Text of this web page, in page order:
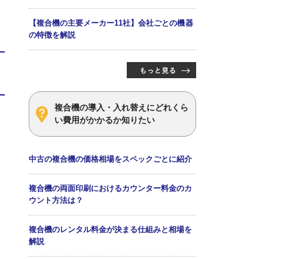
【複合機の主要メーカー11社】会社ごとの機器
の特徴を解説
複合機の導入・入れ替えにどれくら
い費用がかかるか知りたい
中古の複合機の価格相場をスペックごとに紹介
複合機の両面印刷におけるカウンター料金のカ
ウント方法は？
複合機のレンタル料金が決まる仕組みと相場を
解説